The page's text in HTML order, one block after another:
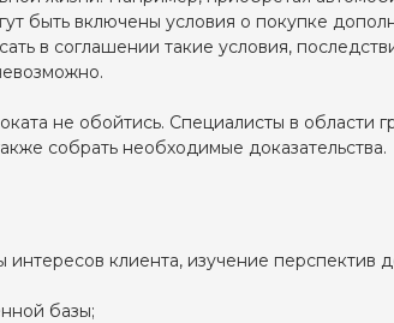
быть включены условия о покупке
в соглашении такие условия,
не обойтись. Специалисты в области
собрать необходимые доказательства.
клиента, изучение перспектив
базы;